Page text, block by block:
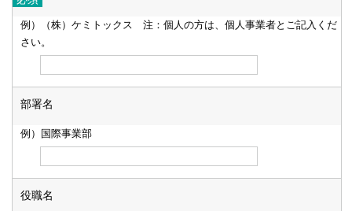
例）（株）ケミトックス 注：個人の方は、個人事業者とご記入くだ
さい。
部署名
例）国際事業部
役職名